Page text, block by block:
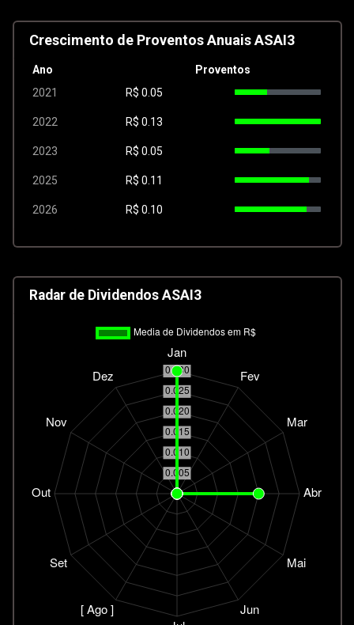
Crescimento de Proventos Anuais ASAI3
Ano
Proventos
2021
R$ 0.05
2022 R$ 0.13
2023 R$ 0.05
2025 R$ 0.11
2026 R$ 0.10
Radar de Dividendos ASAI3